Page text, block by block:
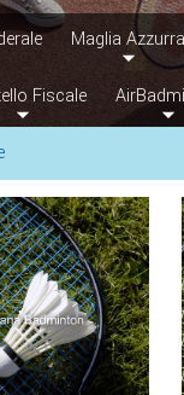
Maglia Azzurra
Fiscale